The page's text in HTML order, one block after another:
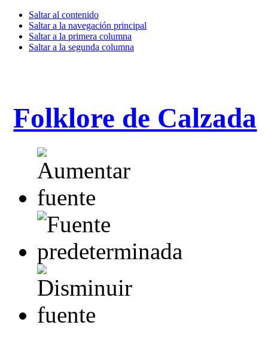
Saltar al contenido
Saltar a la navegación principal
Saltar a la primera columna
Saltar a la segunda columna
Folklore de Calzada